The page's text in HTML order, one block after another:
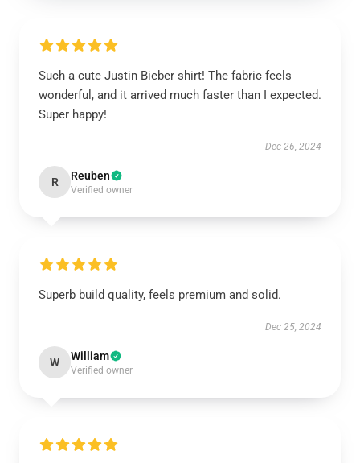
Such a cute Justin Bieber shirt! The fabric feels
wonderful, and it arrived much faster than I expected.
Super happy!
Dec 26, 2024
R Reuben
Verified owner
Superb build quality, feels premium and solid.
Dec 25, 2024
W William
Verified owner